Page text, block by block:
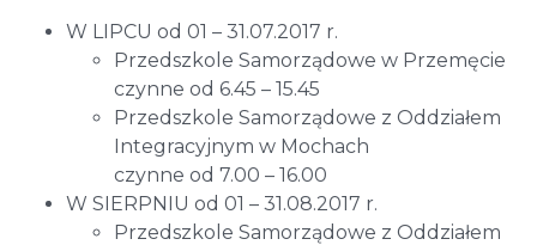
W LIPCU od 01 – 31.07.2017 r.
Przedszkole Samorządowe w Przemęcie
czynne od 6.45 – 15.45
Przedszkole Samorządowe z Oddziałem
Integracyjnym w Mochach
czynne od 7.00 – 16.00
W SIERPNIU od 01 – 31.08.2017 r.
Przedszkole Samorządowe z Oddziałem